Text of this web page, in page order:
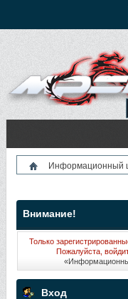
Информационный
Внимание!
Только
Пожалуйста,
Вход